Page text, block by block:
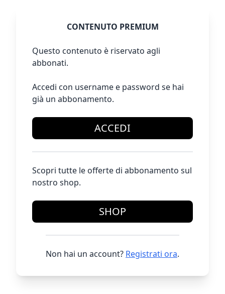
CONTENUTO PREMIUM
Questo contenuto è riservato agli
abbonati.
Accedi con username e password se hai
già un abbonamento.
ACCEDI
Scopri tutte le offerte di abbonamento sul
nostro shop.
SHOP
Non hai un account? Registrati ora.